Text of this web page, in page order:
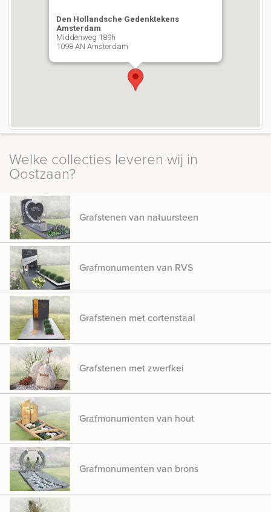
Den Hollandsche Gedenktekens
Amsterdam
Middenweg 189h
1098 AN Amsterdam
Plan uw route
Welke collecties leveren wij in
Oostzaan?
Grafstenen van natuursteen
Grafmonumenten van RVS
Grafstenen met cortenstaal
Grafstenen met zwerfkei
Grafmonumenten van hout
Grafmonumenten van brons